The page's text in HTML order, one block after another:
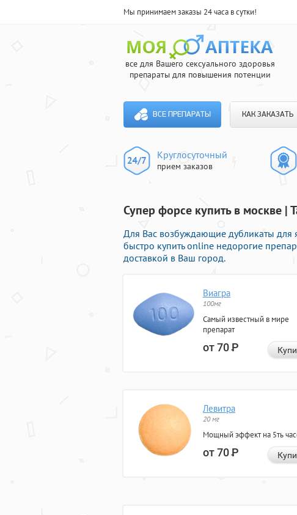
Мы принимаем заказы 24 часа в сутки!
все для Вашего сексуального здоровья
препараты для повышения потенции
ВСЕ ПРЕПАРАТЫ КАК ЗАКАЗАТЬ
Круглосуточный
прием заказов
Супер форсе купить в москве |
Для Вас возбуждающие дубликаты для
быстро купить online недорогие
доставкой в Ваш город.
Виагра
100мг
Самый известный в мире
препарат
от 70Р
Левитра
20 мг
Мощный эффект на 5ть
от 70Р